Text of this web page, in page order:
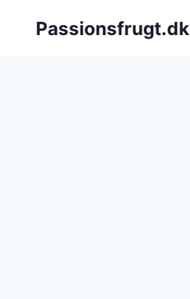
Passionsfrugt.dk